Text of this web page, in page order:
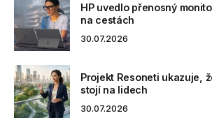
HP uvedlo přenosný
na cestách
30.07.2026
Projekt Resoneti ukazuje,
stojí na lidech
30.07.2026